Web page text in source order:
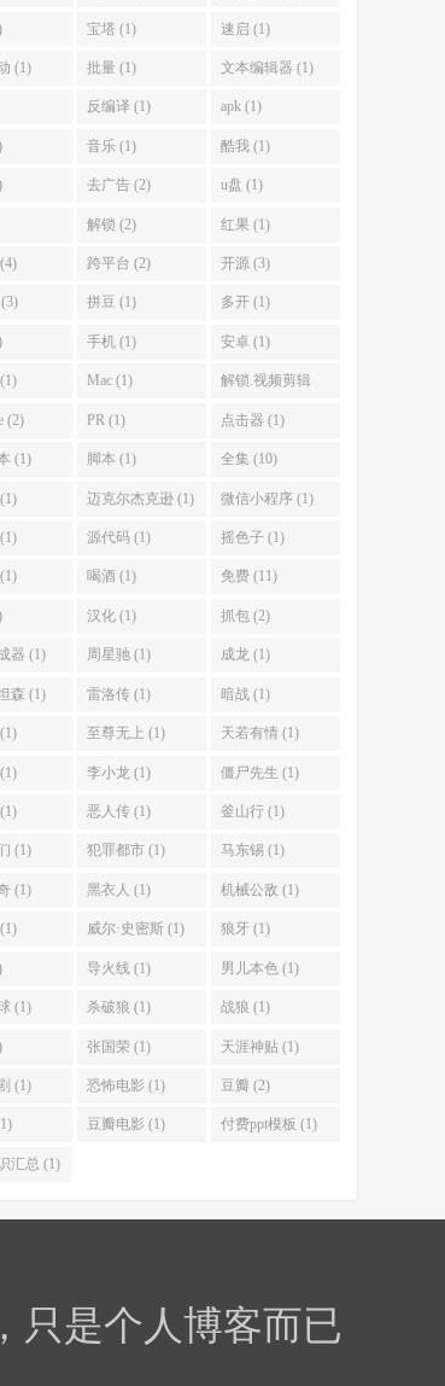
宝塔 (1) 速启 (1)
(1) 批量 (1) 文本编辑器 (1)
反编译 (1) apk (1)
音乐 (1) 酷我 (1)
去广告 (2) u盘 (1)
解锁 (2) 红果 (1)
跨平台 (2) 开源 (3)
拼豆 (1) 多开 (1)
手机 (1) 安卓 (1)
Mac (1) 解锁.视频剪辑
(1)
(2) PR (1) 点击器 (1)
(1) 脚本 (1) 全集 (10)
迈克尔杰克逊 (1) 微信小程序 (1)
源代码 (1) 摇色子 (1)
喝酒 (1) 免费 (11)
汉化 (1) 抓包 (2)
器 (1) 周星驰 (1) 成龙 (1)
森 (1) 雷洛传 (1) 暗战 (1)
至尊无上 (1) 天若有情 (1)
李小龙 (1) 僵尸先生 (1)
恶人传 (1) 釜山行 (1)
(1) 犯罪都市 (1) 马东锡 (1)
(1) 黑衣人 (1) 机械公敌 (1)
威尔·史密斯 (1) 狼牙 (1)
导火线 (1) 男儿本色 (1)
(1) 杀破狼 (1) 战狼 (1)
张国荣 (1) 天涯神贴 (1)
(1) 恐怖电影 (1) 豆瓣 (2)
豆瓣电影 (1) 付费ppt模板 (1)
汇总 (1)
只是个人博客而已